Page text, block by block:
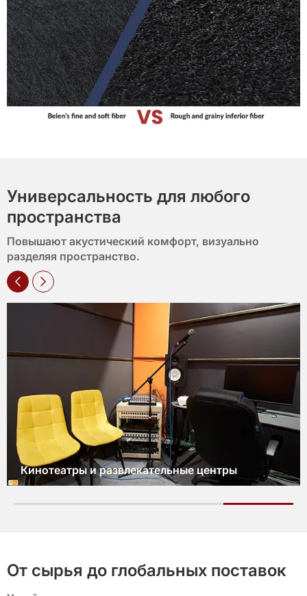
Универсальность для любого
пространства
Повышают акустический комфорт, визуально
разделяя пространство.
Вестибюли и гостевые комнаты
От сырья до глобальных поставок